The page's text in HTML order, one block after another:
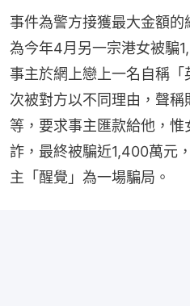
事件為警方接獲最大金額
為今年4月另一宗港女被騙
事主於網上戀上一名自稱
次被對方以不同理由，聲
等，要求事主匯款給他，
詐，最終被騙近1,400萬元
主「醒覺」為一場騙局。